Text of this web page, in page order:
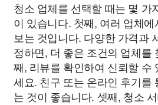
청소 업체를 선택할 때는 몇 가
이 있습니다. 첫째, 여러 업체
보는 것입니다. 다양한 가격과
정하면, 더 좋은 조건의 업체를
째, 리뷰를 확인하여 신뢰할 수
세요. 친구 또는 온라인 후기를
는 것이 좋습니다. 셋째, 청소